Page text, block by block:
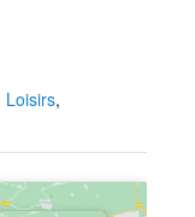
Loisirs,